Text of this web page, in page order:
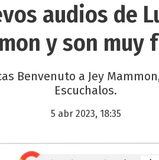
audios de
y son muy
Benvenuto a Jey
Escuchalos.
5 abr 2023, 18:35